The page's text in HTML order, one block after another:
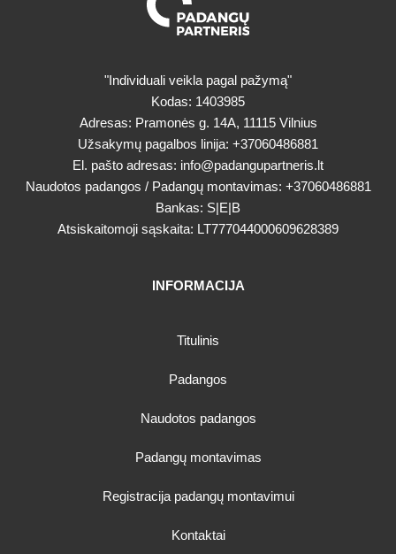
"Individuali veikla pagal pažymą"
Kodas: 1403985
Adresas: Pramonės g. 14A, 11115 Vilnius
Užsakymų pagalbos linija: +37060486881
El. pašto adresas: info@padangupartneris.lt
Naudotos padangos / Padangų montavimas: +37060486881
Bankas: S|E|B
Atsiskaitomoji sąskaita: LT777044000609628389
INFORMACIJA
Titulinis
Padangos
Naudotos padangos
Padangų montavimas
Registracija padangų montavimui
Kontaktai